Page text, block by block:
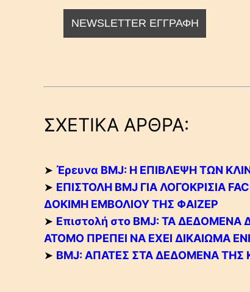
ΣΧΕΤΙΚΑ ΑΡΘΡΑ:
➤ Έρευνα BMJ: Η ΕΠΙΒΛΕΨΗ ΤΩΝ
➤ ΕΠΙΣΤΟΛΗ BMJ ΓΙΑ ΛΟΓΟΚΡΙΣΙΑ
ΔΟΚΙΜΗ ΕΜΒΟΛΙΟΥ ΤΗΣ ΦΑΙΖΕΡ
➤ Επιστολή στο BMJ: ΤΑ
ΑΤΟΜΟ ΠΡΕΠΕΙ ΝΑ ΕΧΕΙ ΔΙΚΑΙΩΜΑ
➤ BMJ: ΑΠΑΤΕΣ ΣΤΑ ΔΕΔΟΜΕΝΑ ΤΗΣ